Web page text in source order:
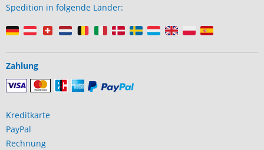
Spedition in folgende Länder:
Zahlung
Kreditkarte
PayPal
Rechnung